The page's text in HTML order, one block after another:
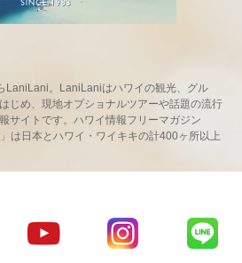
LaniLani。LaniLaniはハワイの観光、グル
じめ、現地オプショナルツアーや話題の流行
サイトです。ハワイ情報フリーマガジン
は日本とハワイ・ワイキキの計400ヶ所以上